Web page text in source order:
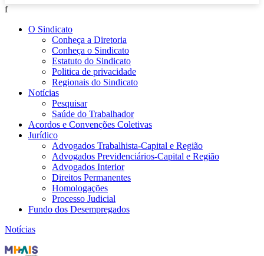
f
O Sindicato
Conheça a Diretoria
Conheça o Sindicato
Estatuto do Sindicato
Politica de privacidade
Regionais do Sindicato
Notícias
Pesquisar
Saúde do Trabalhador
Acordos e Convenções Coletivas
Jurídico
Advogados Trabalhista-Capital e Região
Advogados Previdenciários-Capital e Região
Advogados Interior
Direitos Permanentes
Homologações
Processo Judicial
Fundo dos Desempregados
Notícias
Greve